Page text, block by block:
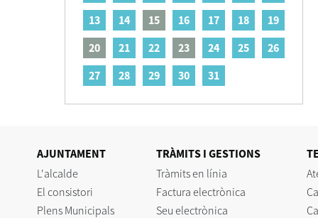
13
14 15 16 17 18
19
20
21 22 23 24 25
26
27
28 29 30 31
AJUNTAMENT
L'alcalde
El consistori
Plens Municipals
TRÀMITS I GESTIONS
Tràmits en línia
Factura electrònica
Seu electrònica